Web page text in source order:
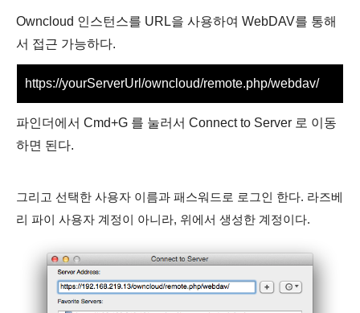
Owncloud 인스턴스를 URL을 사용하여 WebDAV를 통해
서 접근 가능하다.
https://yourServerUrl/owncloud/remote.php/webdav/
파인더에서 Cmd+G 를 눌러서 Connect to Server 로 이동
하면 된다.
그리고 선택한 사용자 이름과 패스워드로 로그인 한다. 라즈베
리 파이 사용자 계정이 아니라, 위에서 생성한 계정이다.